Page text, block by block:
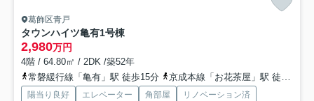
葛飾区青戸
タウンハイツ亀有1号棟
2,980万円
4階 / 64.80㎡ / 2DK /築52年
常磐緩行線「亀有」駅 徒歩15分
京成本線「お花茶屋」駅 徒歩17分
陽当り良好 エレベーター 角部屋
リノベーション済